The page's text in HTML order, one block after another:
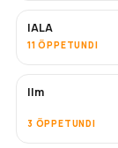
IALA
11 ÕPPETUNDI
Ilm
3 ÕPPETUNDI